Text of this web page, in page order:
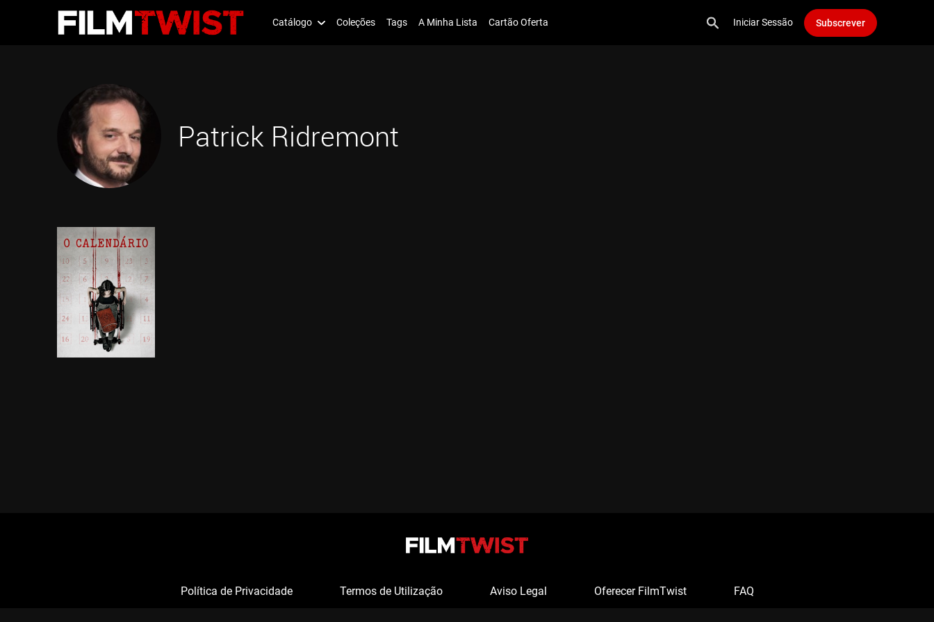
Catálogo Coleções Tags A Minha Lista Cartão Oferta Iniciar Sessão Subscrever
Patrick Ridremont
Política de Privacidade Termos de Utilização Aviso Legal Oferecer FilmTwist FAQ